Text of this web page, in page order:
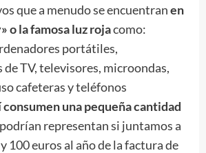
que a menudo se encuentranen
o la famosa luz rojacomo:
portátiles,
TV, televisores, microondas,
cafeteras y teléfonos
consumen una pequeña cantidad
representan si juntamos a
100 euros al año de la factura de